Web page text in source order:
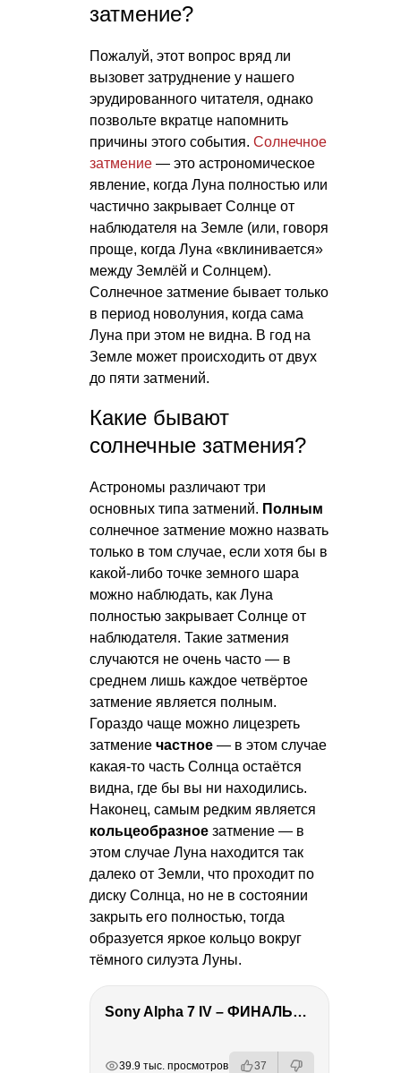
затмение?
Пожалуй, этот вопрос вряд ли
вызовет затруднение у нашего
эрудированного читателя, однако
позвольте вкратце напомнить
причины этого события. Солнечное
затмение — это астрономическое
явление, когда Луна полностью или
частично закрывает Солнце от
наблюдателя на Земле (или, говоря
проще, когда Луна «вклинивается»
между Землёй и Солнцем).
Солнечное затмение бывает только
в период новолуния, когда сама
Луна при этом не видна. В год на
Земле может происходить от двух
до пяти затмений.
Какие бывают
солнечные затмения?
Астрономы различают три
основных типа затмений. Полным
солнечное затмение можно назвать
только в том случае, если хотя бы в
какой-либо точке земного шара
можно наблюдать, как Луна
полностью закрывает Солнце от
наблюдателя. Такие затмения
случаются не очень часто — в
среднем лишь каждое четвёртое
затмение является полным.
Гораздо чаще можно лицезреть
затмение частное — в этом случае
какая-то часть Солнца остаётся
видна, где бы вы ни находились.
Наконец, самым редким является
кольцеобразное затмение — в
этом случае Луна находится так
далеко от Земли, что проходит по
диску Солнца, но не в состоянии
закрыть его полностью, тогда
образуется яркое кольцо вокруг
тёмного силуэта Луны.
Sony Alpha 7 IV – ФИНАЛЬНЫЙ ОБЗОР
39.9 тыс. просмотров 37